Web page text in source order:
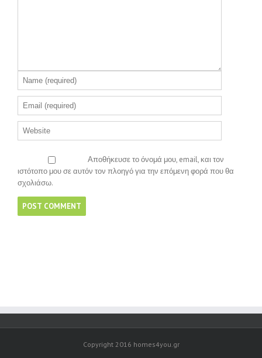
Αποθήκευσε το όνομά μου, email, και τον
ιστότοπο μου σε αυτόν τον πλοηγό για την επόμενη φορά που θα
σχολιάσω.
Copyright 2016 homes4you.gr